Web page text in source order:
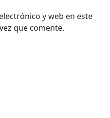
y web en este
que comente.